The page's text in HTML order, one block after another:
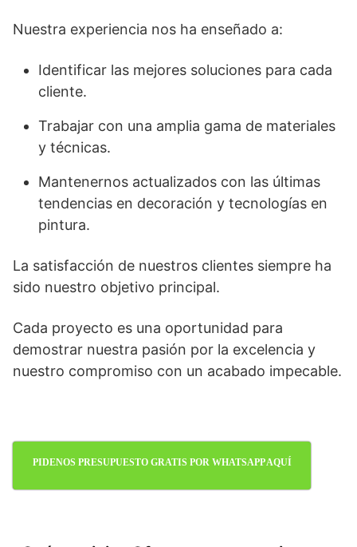
Nuestra experiencia nos ha enseñado a:
Identificar las mejores soluciones para cada
cliente.
Trabajar con una amplia gama de materiales
y técnicas.
Mantenernos actualizados con las últimas
tendencias en decoración y tecnologías en
pintura.
La satisfacción de nuestros clientes siempre ha
sido nuestro objetivo principal.
Cada proyecto es una oportunidad para
demostrar nuestra pasión por la excelencia y
nuestro compromiso con un acabado impecable.
PIDENOS PRESUPUESTO GRATIS POR WHATSAPP AQUÍ